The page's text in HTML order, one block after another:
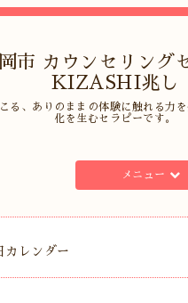
市 カウンセリング
KIZASHI兆し
る、ありのままの体験に触れる力
化を生むセラピーです。
メニュー
カレンダー